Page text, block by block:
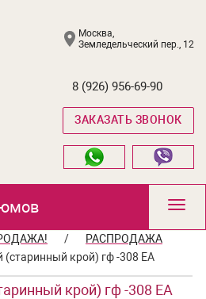
Москва,
Земледельческий пер., 12
8 (926) 956-69-90
ЗАКАЗАТЬ ЗВОНОК
/
РАСПРОДАЖА
(старинный крой) гф -308 ЕА
крой) гф -308 ЕА